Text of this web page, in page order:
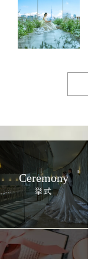
Ceremony